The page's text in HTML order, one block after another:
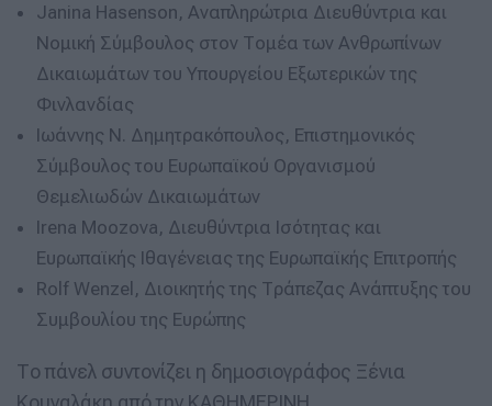
Janina Hasenson, Αναπληρώτρια Διευθύντρια και
Νομική Σύμβουλος στον Τομέα των Ανθρωπίνων
Δικαιωμάτων του Υπουργείου Εξωτερικών της
Φινλανδίας
Ιωάννης Ν. Δημητρακόπουλος, Επιστημονικός
Σύμβουλος του Ευρωπαϊκού Οργανισμού
Θεμελιωδών Δικαιωμάτων
Irena Moozova, Διευθύντρια Ισότητας και
Ευρωπαϊκής Ιθαγένειας της Ευρωπαϊκής Επιτροπής
Rolf Wenzel, Διοικητής της Τράπεζας Ανάπτυξης του
Συμβουλίου της Ευρώπης
Το πάνελ συντονίζει η δημοσιογράφος Ξένια